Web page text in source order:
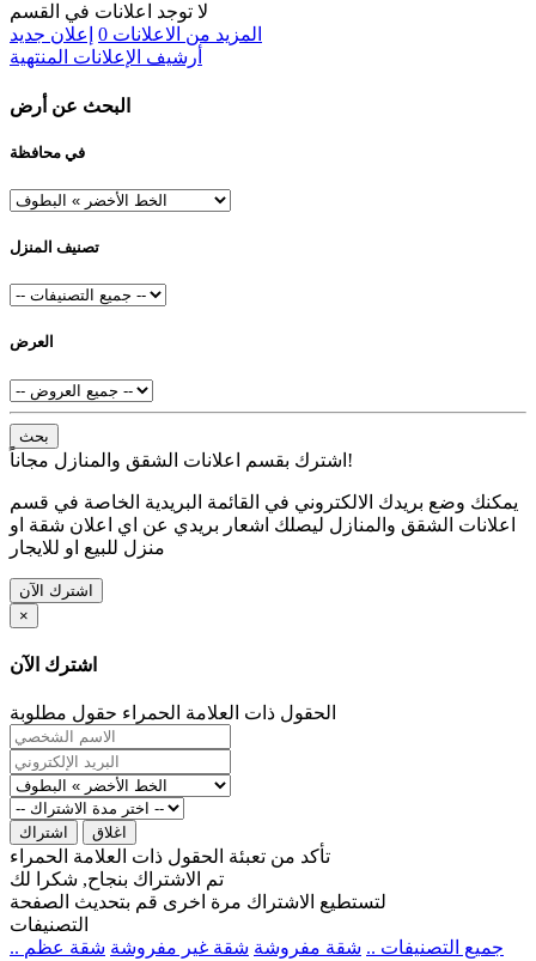
لا توجد اعلانات في القسم
المزيد من الاعلانات 0 إعلان جديد
أرشيف الإعلانات المنتهية
البحث عن أرض
في محافظة
تصنيف المنزل
العرض
بحث
اشترك بقسم اعلانات الشقق والمنازل مجاناً!
يمكنك وضع بريدك الالكتروني في القائمة البريدية الخاصة في قسم
اعلانات الشقق والمنازل ليصلك اشعار بريدي عن اي اعلان شقة او
منزل للبيع او للايجار
اشترك الآن
×
اشترك الآن
الحقول ذات العلامة الحمراء حقول مطلوبة
اشتراك اغلاق
تأكد من تعبئة الحقول ذات العلامة الحمراء
تم الاشتراك بنجاح, شكرا لك
لتستطيع الاشتراك مرة اخرى قم بتحديث الصفحة
التصنيفات
.. جميع التصنيفات .. شقة مفروشة شقة غير مفروشة شقة عظم